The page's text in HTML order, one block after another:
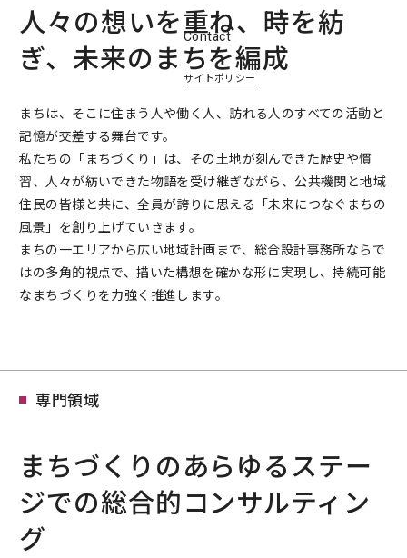
Contact
サイトポリシー
人々の想いを重ね、時を紡
ぎ、未来のまちを編成
まちは、そこに住まう人や働く人、訪れる人のすべての活動と
記憶が交差する舞台です。
私たちの「まちづくり」は、その土地が刻んできた歴史や慣
習、人々が紡いできた物語を受け継ぎながら、公共機関と地域
住民の皆様と共に、全員が誇りに思える「未来につなぐまちの
風景」を創り上げていきます。
まちの一エリアから広い地域計画まで、総合設計事務所ならで
はの多角的視点で、描いた構想を確かな形に実現し、持続可能
なまちづくりを力強く推進します。
専門領域
まちづくりのあらゆるステー
ジでの総合的コンサルティン
グ